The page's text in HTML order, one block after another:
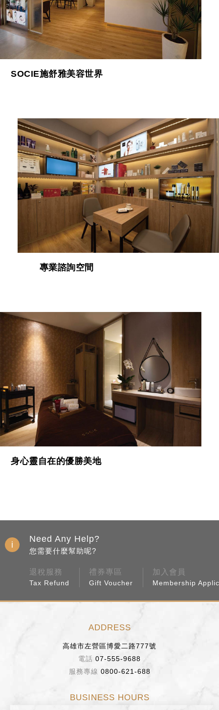
SOCIE施舒雅美容世界
專業諮詢空間
身心靈自在的優勝美地
Need Any Help?
您需要什麼幫助呢?
退稅服務
Tax Refund
禮券專區
Gift Voucher
加入會員
Membership
ADDRESS
高雄市左營區博愛二路777號
07-555-9688
0800-621-688
BUSINESS HOURS